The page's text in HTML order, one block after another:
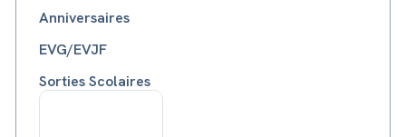
Anniversaires
EVG/EVJF
Sorties Scolaires